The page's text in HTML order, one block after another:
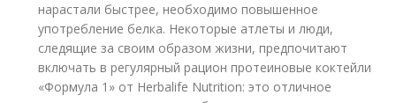
нарастали быстрее, необходимо повышенное
употребление белка. Некоторые атлеты и люди,
следящие за своим образом жизни, предпочитают
включать в регулярный рацион протеиновые коктейли
«Формула 1» от Herbalife Nutrition: это отличное